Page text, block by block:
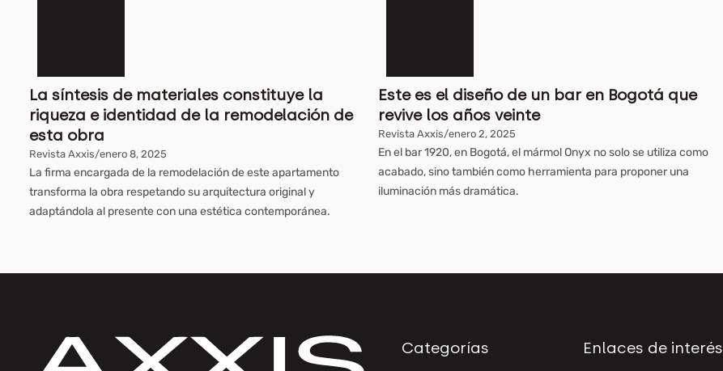
La síntesis de materiales constituye la
riqueza e identidad de la remodelación de
esta obra
Revista Axxis/enero 8, 2025
La firma encargada de la remodelación de este apartamento
transforma la obra respetando su arquitectura original y
adaptándola al presente con una estética contemporánea.
Este es el diseño de un bar en Bogotá que
revive los años veinte
Revista Axxis/enero 2, 2025
En el bar 1920, en Bogotá, el mármol Onyx no solo se utiliza como
acabado, sino también como herramienta para proponer una
iluminación más dramática.
Categorías Enlaces de interés